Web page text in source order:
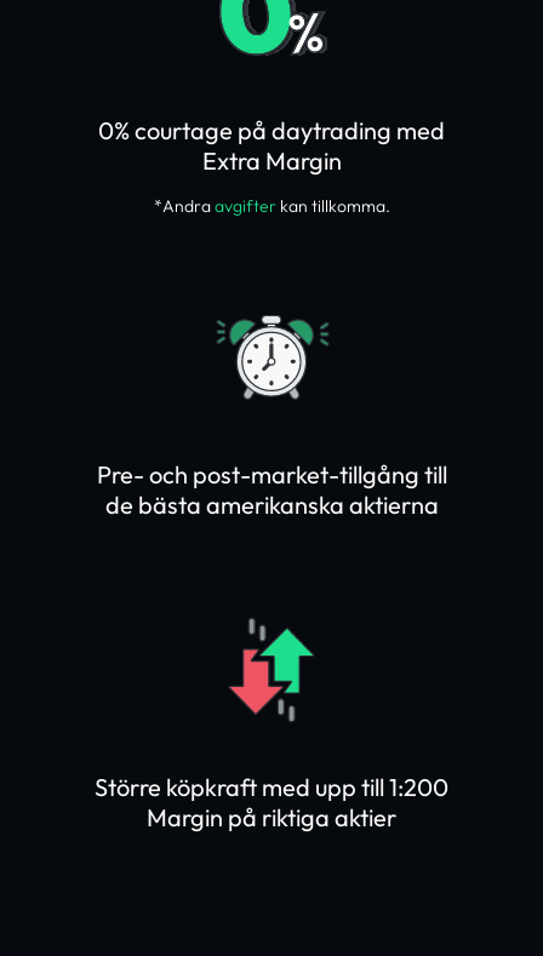
*Andraavgifterkan tillkomma.
0% courtage på daytrading med
Extra Margin
Pre- och post-market-tillgång till
de bästa amerikanska aktierna
Större köpkraft med upp till 1:200
Margin på riktiga aktier